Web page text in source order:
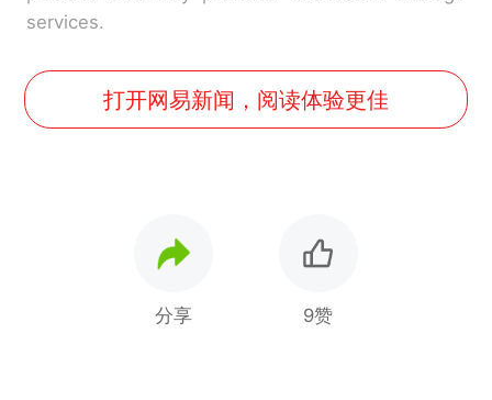
services.
打开网易新闻，阅读体验更佳
分享 9赞